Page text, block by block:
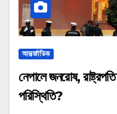
আন্তর্জাতিক
নেপালে জনরোষ,
পরিস্থিতি?